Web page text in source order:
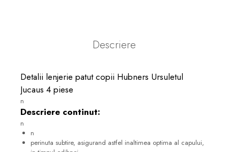
Descriere
Detalii lenjerie patut copii Hubners Ursuletul
Jucaus 4 piese
n
Descriere continut:
n
n
perinuta subtire, asigurand astfel inaltimea optima al capului,